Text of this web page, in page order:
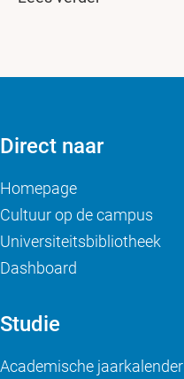
Direct naar
Homepage
Cultuur op de campus
Universiteitsbibliotheek
Dashboard
Studie
Academische jaarkalender